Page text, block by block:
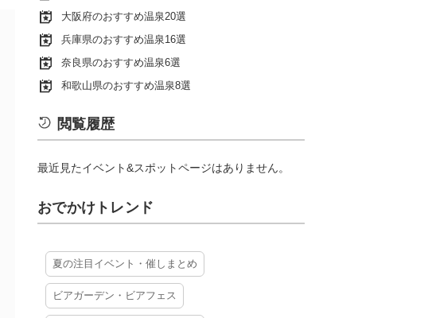
大阪府のおすすめ温泉20選
兵庫県のおすすめ温泉16選
奈良県のおすすめ温泉6選
和歌山県のおすすめ温泉8選
閲覧履歴
最近見たイベント&スポットページはありません。
おでかけトレンド
夏の注目イベント・催しまとめ
ビアガーデン・ビアフェス